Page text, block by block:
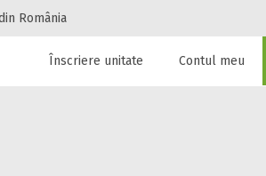
România
cazare!
sau alte unitați de cazare la
Înscriere unitate Contul meu